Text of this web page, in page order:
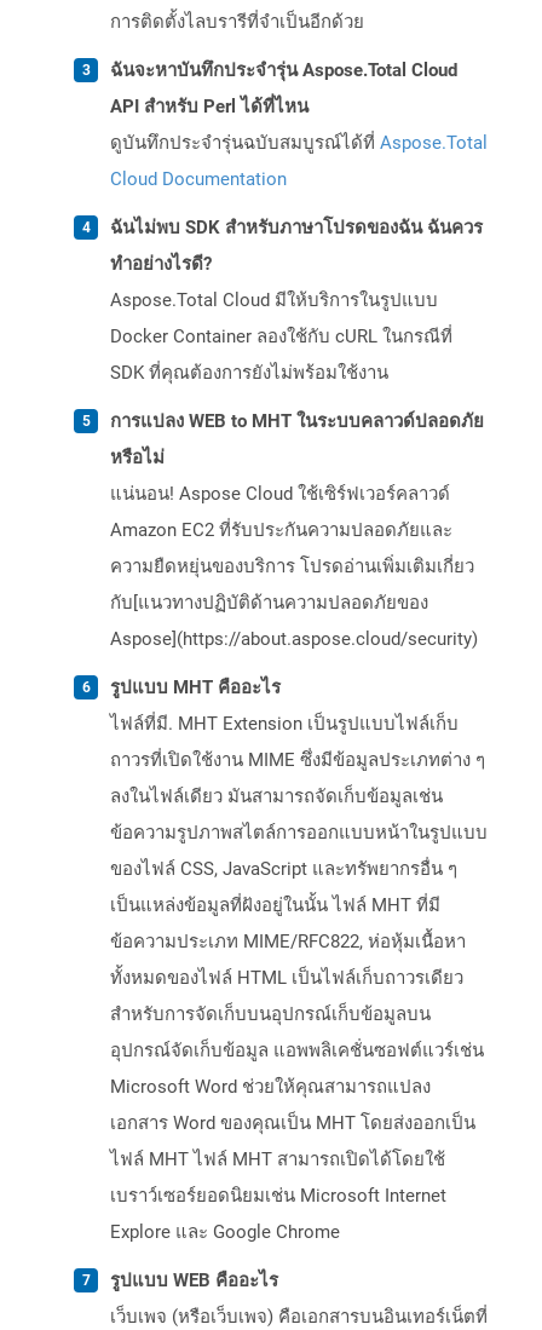
การติดตั้งไลบรารีที่จำเป็นอีกด้วย
ฉันจะหาบันทึกประจำรุ่น Aspose.Total Cloud
API สำหรับ Perl ได้ที่ไหน
ดูบันทึกประจำรุ่นฉบับสมบูรณ์ได้ที่ Aspose.Total
Cloud Documentation
ฉันไม่พบ SDK สำหรับภาษาโปรดของฉัน ฉันควร
ทำอย่างไรดี?
Aspose.Total Cloud มีให้บริการในรูปแบบ
Docker Container ลองใช้กับ cURL ในกรณีที่
SDK ที่คุณต้องการยังไม่พร้อมใช้งาน
การแปลง WEB to MHT ในระบบคลาวด์ปลอดภัย
หรือไม่
แน่นอน! Aspose Cloud ใช้เซิร์ฟเวอร์คลาวด์
Amazon EC2 ที่รับประกันความปลอดภัยและ
ความยืดหยุ่นของบริการ โปรดอ่านเพิ่มเติมเกี่ยว
กับ[แนวทางปฏิบัติด้านความปลอดภัยของ
Aspose](https://about.aspose.cloud/security)
รูปแบบ MHT คืออะไร
ไฟล์ที่มี. MHT Extension เป็นรูปแบบไฟล์เก็บ
ถาวรที่เปิดใช้งาน MIME ซึ่งมีข้อมูลประเภทต่าง ๆ
ลงในไฟล์เดียว มันสามารถจัดเก็บข้อมูลเช่น
ข้อความรูปภาพสไตล์การออกแบบหน้าในรูปแบบ
ของไฟล์ CSS, JavaScript และทรัพยากรอื่น ๆ
เป็นแหล่งข้อมูลที่ฝังอยู่ในนั้น ไฟล์ MHT ที่มี
ข้อความประเภท MIME/RFC822, ห่อหุ้มเนื้อหา
ทั้งหมดของไฟล์ HTML เป็นไฟล์เก็บถาวรเดียว
สำหรับการจัดเก็บบนอุปกรณ์เก็บข้อมูลบน
อุปกรณ์จัดเก็บข้อมูล แอพพลิเคชั่นซอฟต์แวร์เช่น
Microsoft Word ช่วยให้คุณสามารถแปลง
เอกสาร Word ของคุณเป็น MHT โดยส่งออกเป็น
ไฟล์ MHT ไฟล์ MHT สามารถเปิดได้โดยใช้
เบราว์เซอร์ยอดนิยมเช่น Microsoft Internet
Explore และ Google Chrome
รูปแบบ WEB คืออะไร
เว็บเพจ (หรือเว็บเพจ) คือเอกสารบนอินเทอร์เน็ตที่